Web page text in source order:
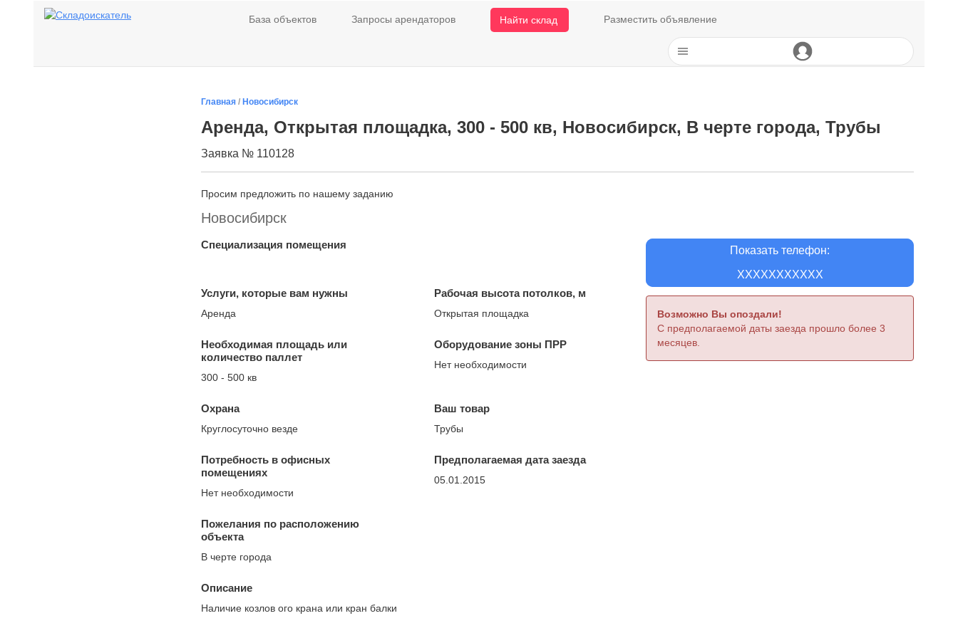
База объектов Запросы арендаторов Найти склад Разместить объявление
Главная / Новосибирск
Аренда, Открытая площадка, 300 - 500 кв, Новосибирск, В черте города, Трубы
Заявка № 110128
Просим предложить по нашему заданию
Новосибирск
Показать телефон:
XXXXXXXXXXX
Возможно Вы опоздали!
С предполагаемой даты заезда прошло более 3
месяцев.
Специализация помещения
Услуги, которые вам нужны
Аренда
Необходимая площадь или
количество паллет
300 - 500 кв
Рабочая высота потолков, м
Открытая площадка
Оборудование зоны ПРР
Нет необходимости
Охрана
Круглосуточно везде
Потребность в офисных
помещениях
Нет необходимости
Ваш товар
Трубы
Предполагаемая дата заезда
05.01.2015
Пожелания по расположению
объекта
В черте города
Описание
Наличие козлов ого крана или кран балки